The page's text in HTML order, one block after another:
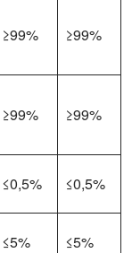
≥99% ≥99%
≥99% ≥99%
≤0,5% ≤0,5%
≤5% ≤5%